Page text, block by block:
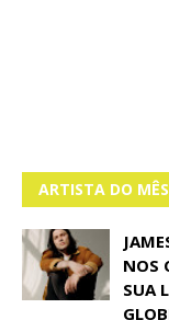
ARTISTA DO MÊS
NOS
SUA